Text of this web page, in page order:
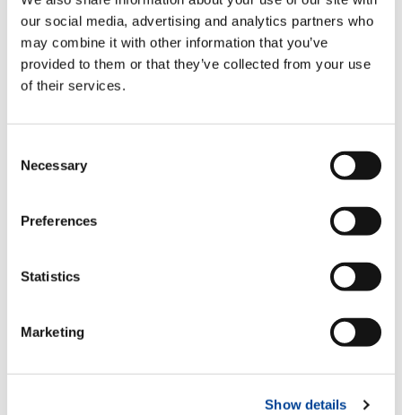
our social media, advertising and analytics partners who
may combine it with other information that you’ve
provided to them or that they’ve collected from your use
of their services.
Selection
Necessary
Preferences
Statistics
Marketing
Show details
È NECESSARIO ACCETTARE I COOKIE DI
MARKETING PER VISUALIZZARE
QUESTO CONTENUTO
PANORAMICA DEI PRODOTTI